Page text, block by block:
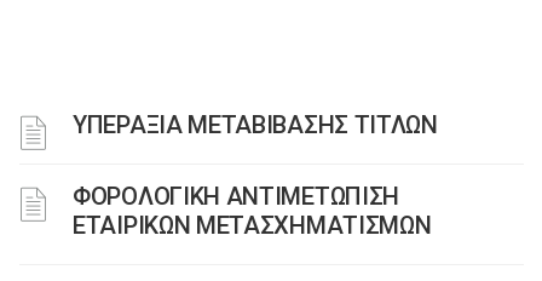
ΥΠΕΡΑΞΙΑ ΜΕΤΑΒΙΒΑΣΗΣ ΤΙΤΛΩΝ
ΦΟΡΟΛΟΓΙΚΗ ΑΝΤΙΜΕΤΩΠΙΣΗ
ΕΤΑΙΡΙΚΩΝ ΜΕΤΑΣΧΗΜΑΤΙΣΜΩΝ